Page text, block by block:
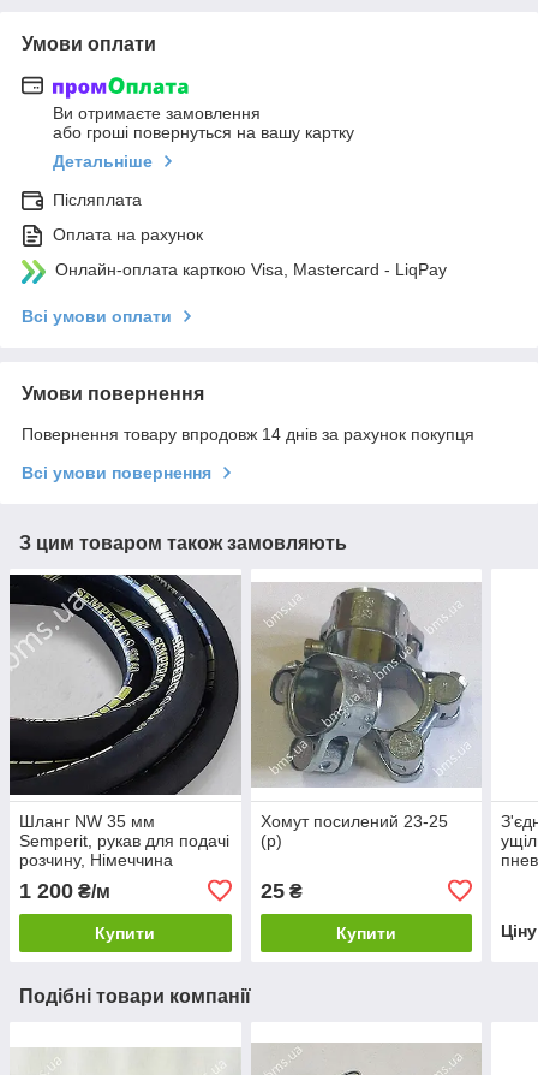
Умови оплати
Ви отримаєте замовлення
або гроші повернуться на вашу картку
Детальніше
Післяплата
Оплата на рахунок
Онлайн-оплата карткою Visa, Mastercard - LiqPay
Всі умови оплати
Умови повернення
Повернення товару впродовж 14 днів за рахунок покупця
Всі умови повернення
З цим товаром також замовляють
Шланг NW 35 мм
Semperit, рукав для подачі
розчину, Німеччина
1 200 ₴/м
Купити
Хомут посилений 23-25
(р)
25₴
Купити
Подібні товари компанії